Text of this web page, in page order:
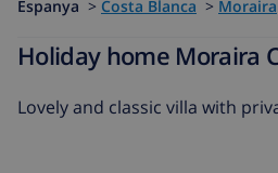
Espanya > Costa Blanca > Moraira
Holiday home Moraira
Lovely and classic villa with